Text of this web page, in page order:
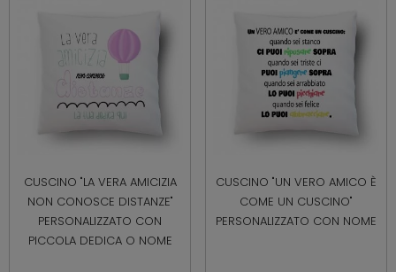
CUSCINO "LA VERA AMICIZIA
NON CONOSCE DISTANZE"
PERSONALIZZATO CON
PICCOLA DEDICA O NOME
CUSCINO "UN VERO AMICO È
COME UN CUSCINO"
PERSONALIZZATO CON NOME